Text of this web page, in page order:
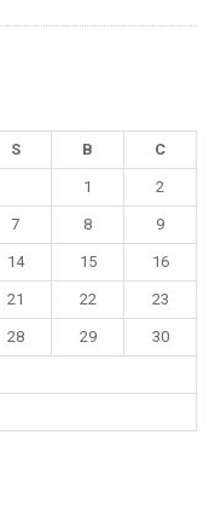
S B C
1 2
7 8 9
14 15 16
21 22 23
28 29 30